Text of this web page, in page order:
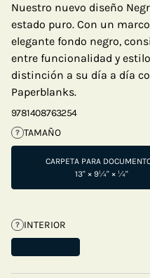
Nuestro nuevo diseño
estado puro. Con un
elegante fondo negro,
entre funcionalidad y
distinción a su día a día
Paperblanks.
9781408763254
? TAMAÑO
CARPETA PARA
13" × 9¼" × ¼"
? INTERIOR